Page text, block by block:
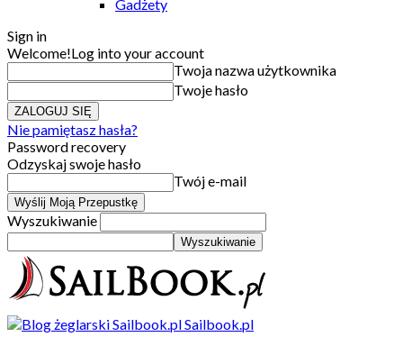
Gadżety
Sign in
Welcome!Log into your account
Twoja nazwa użytkownika
Twoje hasło
Nie pamiętasz hasła?
Password recovery
Odzyskaj swoje hasło
Twój e-mail
Wyszukiwanie
Sailbook.pl